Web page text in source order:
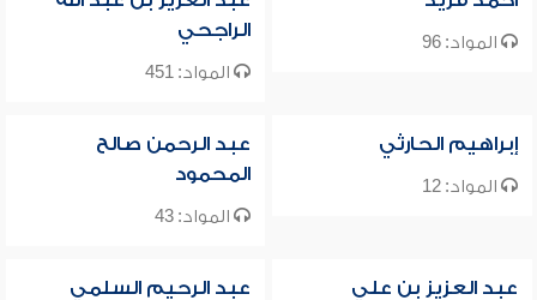
المواد: 96
الراجحي
المواد: 451
إبراهيم الحارثي
المواد: 12
عبد الرحمن صالح
المحمود
المواد: 43
عبد العزيز بن علي
عبد الرحيم السلمي